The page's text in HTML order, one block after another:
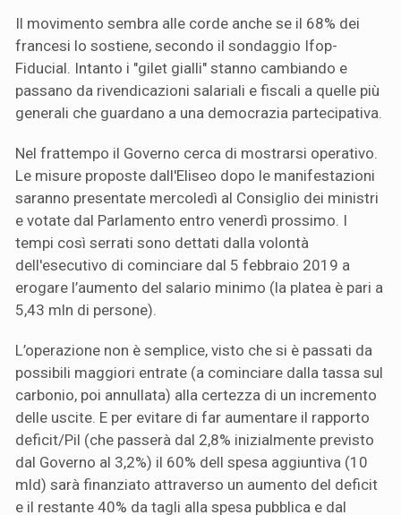
Il movimento sembra alle corde anche se il 68% dei
francesi lo sostiene, secondo il sondaggio Ifop-
Fiducial. Intanto i "gilet gialli" stanno cambiando e
passano da rivendicazioni salariali e fiscali a quelle più
generali che guardano a una democrazia partecipativa.
Nel frattempo il Governo cerca di mostrarsi operativo.
Le misure proposte dall'Eliseo dopo le manifestazioni
saranno presentate mercoledì al Consiglio dei ministri
e votate dal Parlamento entro venerdì prossimo. I
tempi così serrati sono dettati dalla volontà
dell'esecutivo di cominciare dal 5 febbraio 2019 a
erogare l’aumento del salario minimo (la platea è pari a
5,43 mln di persone).
L’operazione non è semplice, visto che si è passati da
possibili maggiori entrate (a cominciare dalla tassa sul
carbonio, poi annullata) alla certezza di un incremento
delle uscite. E per evitare di far aumentare il rapporto
deficit/Pil (che passerà dal 2,8% inizialmente previsto
dal Governo al 3,2%) il 60% dell spesa aggiuntiva (10
mld) sarà finanziato attraverso un aumento del deficit
e il restante 40% da tagli alla spesa pubblica e dal